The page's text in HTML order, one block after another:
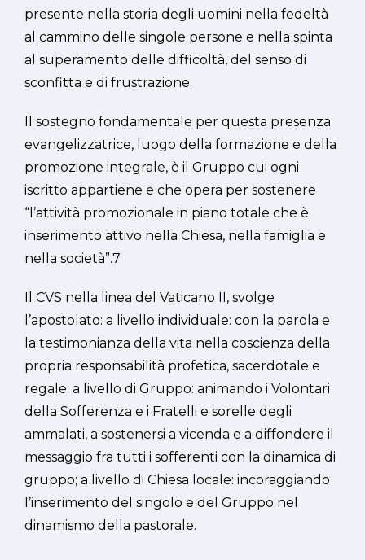
presente nella storia degli uomini nella fedeltà
al cammino delle singole persone e nella spinta
al superamento delle difficoltà, del senso di
sconfitta e di frustrazione.
Il sostegno fondamentale per questa presenza
evangelizzatrice, luogo della formazione e della
promozione integrale, è il Gruppo cui ogni
iscritto appartiene e che opera per sostenere
“l’attività promozionale in piano totale che è
inserimento attivo nella Chiesa, nella famiglia e
nella società”.7
Il CVS nella linea del Vaticano II, svolge
l’apostolato: a livello individuale: con la parola e
la testimonianza della vita nella coscienza della
propria responsabilità profetica, sacerdotale e
regale; a livello di Gruppo: animando i Volontari
della Sofferenza e i Fratelli e sorelle degli
ammalati, a sostenersi a vicenda e a diffondere il
messaggio fra tutti i sofferenti con la dinamica di
gruppo; a livello di Chiesa locale: incoraggiando
l’inserimento del singolo e del Gruppo nel
dinamismo della pastorale.